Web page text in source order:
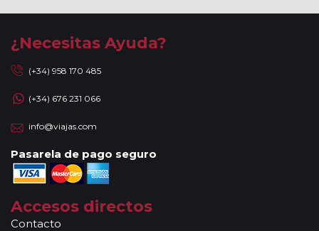
¿Necesitas Ayuda?
(+34) 958 170 485
(+34) 676 231 066
info@viajas.com
Pasarela de pago seguro
Accesos directos
Contacto